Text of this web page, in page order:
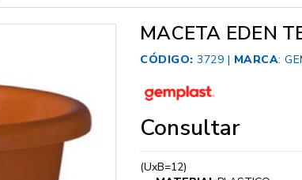
MACETA EDEN
CÓDIGO: 3729 | MARCA:
Consultar
(UxB=12)